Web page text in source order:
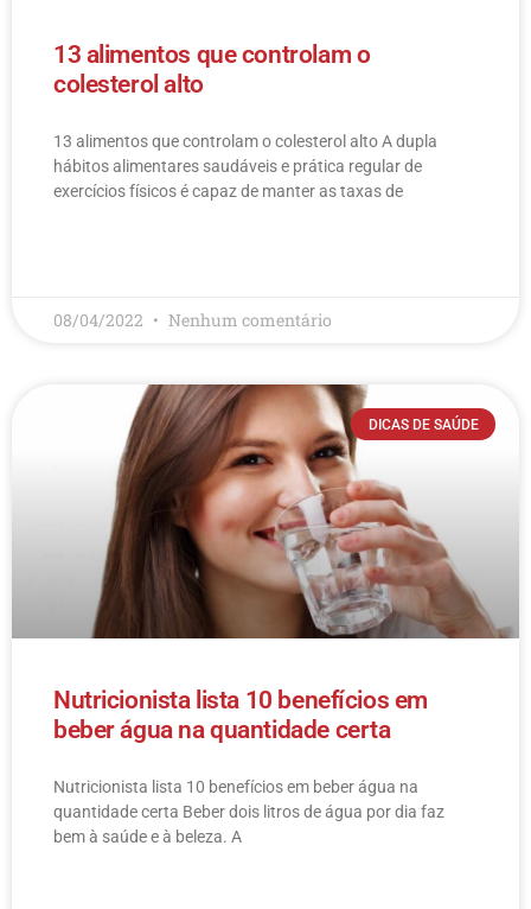
13 alimentos que controlam o
colesterol alto
13 alimentos que controlam o colesterol alto​ A dupla
hábitos alimentares saudáveis e prática regular de
exercícios físicos é capaz de manter as taxas de
08/04/2022 Nenhum comentário
DICAS DE SAÚDE
Nutricionista lista 10 benefícios em
beber água na quantidade certa
Nutricionista lista 10 benefícios em beber água na
quantidade certa Beber dois litros de água por dia faz
bem à saúde e à beleza. A